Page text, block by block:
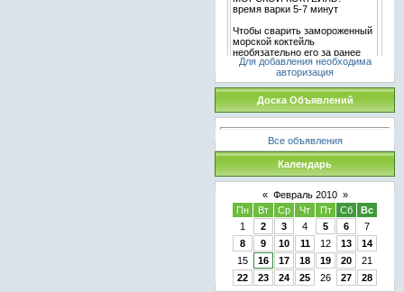
Для добавления необходима
авторизация
Доска Объявлений
Все объявления
Календарь
« Февраль 2010 »
Пн
Вт Ср Чт Пт Сб
Вс
1
2 3 4 5 6
7
8
9 10 11 12 13
14
15
16 17 18 19 20
21
22
23 24 25 26 27 28